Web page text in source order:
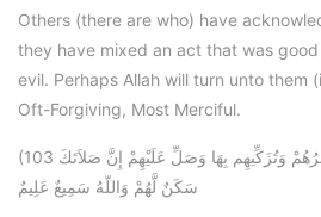
Others (there are who) have
they have mixed an act that was
evil. Perhaps Allah will turn unto them
Oft-Forgiving, Most Merciful.
(103 خُذْ مِنْ أَمْوَالِهِمْ صَدَقَةً تُطَهِّرُهُمْ وَتُزَكِّيهِم بِهَا وَصَلِّ عَلَيْهِمْ إِنَّ صَلاَتَكَ
سَكَنٌ لَّهُمْ وَاللّهُ سَمِيعٌ عَلِيمٌ